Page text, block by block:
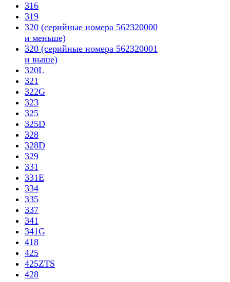
316
319
320 (серийные номера 562320000
и меньше)
320 (серийные номера 562320001
и выше)
320L
321
322G
323
325
325D
328
328D
329
331
331E
334
335
337
341
341G
418
425
425ZTS
428